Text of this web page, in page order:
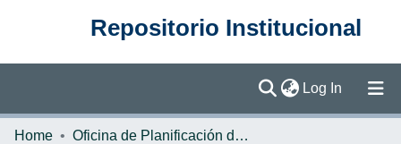
Repositorio Institucional
Log In (current)
Communities & Collections
Home
Oficina de Planificación de la Educación Superior (OPES)